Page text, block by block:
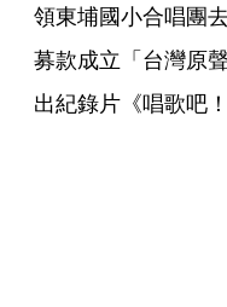
領東埔國小合唱團
募款成立「台灣原
出紀錄片《唱歌吧！